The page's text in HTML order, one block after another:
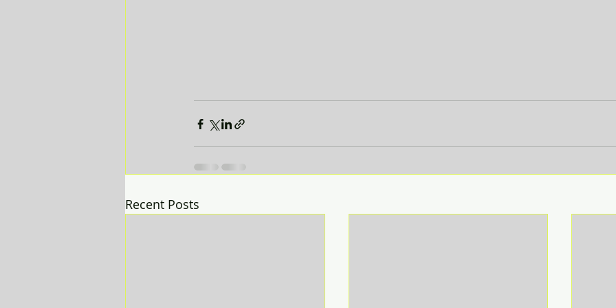
Recent Posts